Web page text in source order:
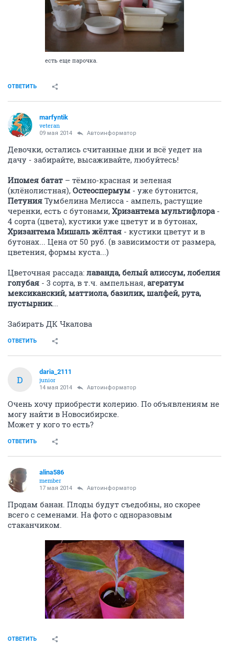
есть еще парочка.
ОТВЕТИТЬ
marfyntik
veteran
09 мая 2014 Автоинформатор
Девочки, остались считанные дни и всё уедет на
дачу - забирайте, высаживайте, любуйтесь!
Ипомея батат – тёмно-красная и зеленая
(клёнолистная), Остеоспермум - уже бутонится,
Петуния Тумбелина Мелисса - ампель, растущие
черенки, есть с бутонами, Хризантема мультифлора -
4 сорта (цвета), кустики уже цветут и в бутонах,
Хризантема Мишаль жёлтая - кустики цветут и в
бутонах... Цена от 50 руб. (в зависимости от размера,
цветения, формы куста...)
Цветочная рассада: лаванда, белый алиссум, лобелия
голубая - 3 сорта, в т.ч. ампельная, агератум
мексиканский, маттиола, базилик, шалфей, рута,
пустырник...
Забирать ДК Чкалова
ОТВЕТИТЬ
D
daria_2111
junior
14 мая 2014 Автоинформатор
Очень хочу приобрести колерию. По объявлениям не
могу найти в Новосибирске.
Может у кого то есть?
ОТВЕТИТЬ
alina586
member
17 мая 2014 Автоинформатор
Продам банан. Плоды будут съедобны, но скорее
всего с семенами. На фото с одноразовым
стаканчиком.
ОТВЕТИТЬ